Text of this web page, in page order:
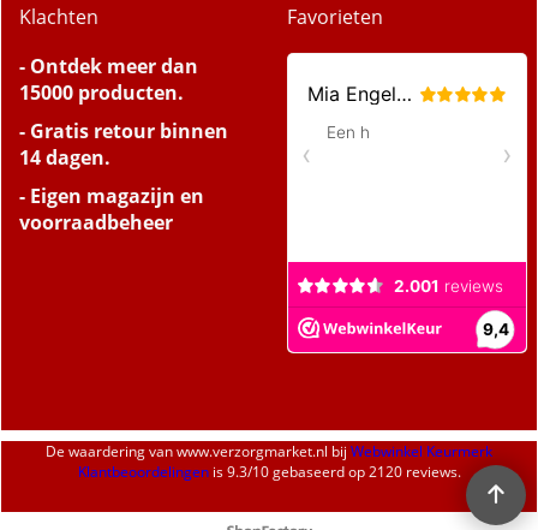
Bezorgen
Klachten
Retourinformatie
Favorieten
- Ontdek meer dan
15000 producten.
- Gratis retour binnen
14 dagen.
- Eigen magazijn en
www.verzorgmarket.nl
Webwinkel Keurmerk